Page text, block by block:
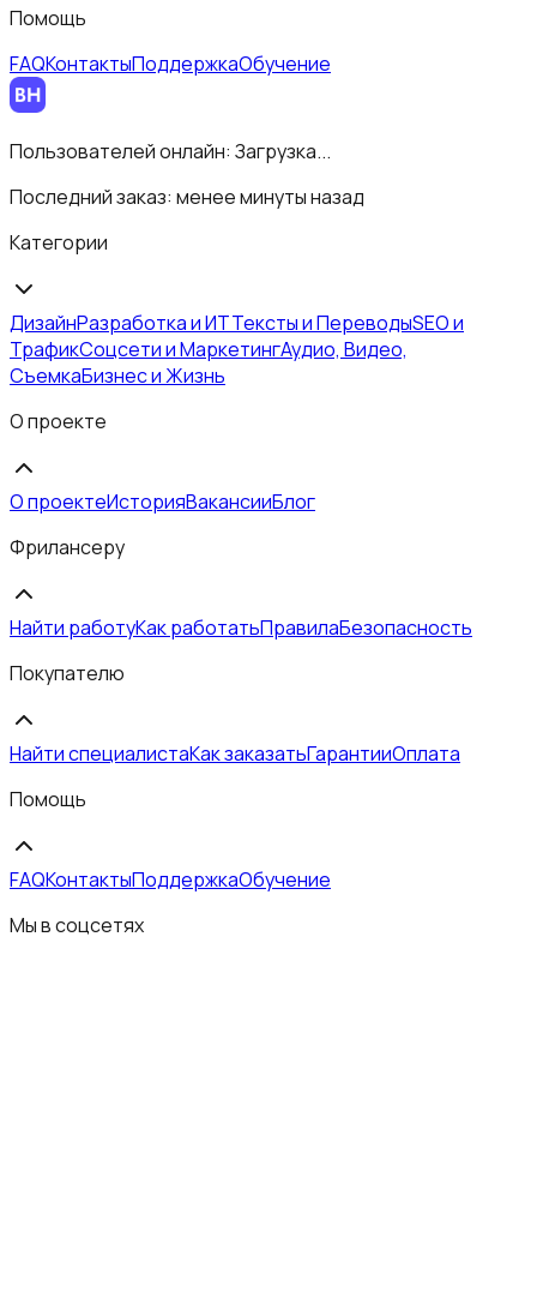
Помощь
FAQКонтактыПоддержкаОбучение
Пользователей онлайн: Загрузка...
Последний заказ: менее минуты назад
Категории
ДизайнРазработка и ИТТексты и ПереводыSEO и
ТрафикСоцсети и МаркетингАудио, Видео,
СъемкаБизнес и Жизнь
О проекте
О проектеИсторияВакансииБлог
Фрилансеру
Найти работуКак работатьПравилаБезопасность
Покупателю
Найти специалистаКак заказатьГарантииОплата
Помощь
FAQКонтактыПоддержкаОбучение
Мы в соцсетях